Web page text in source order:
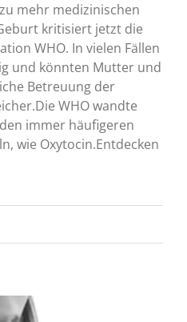
mehr medizinischen
kritisiert jetzt die
WHO. In vielen Fällen
und könnten Mutter und
Betreuung der
WHO wandte
immer häufigeren
wie Oxytocin.Entdecken